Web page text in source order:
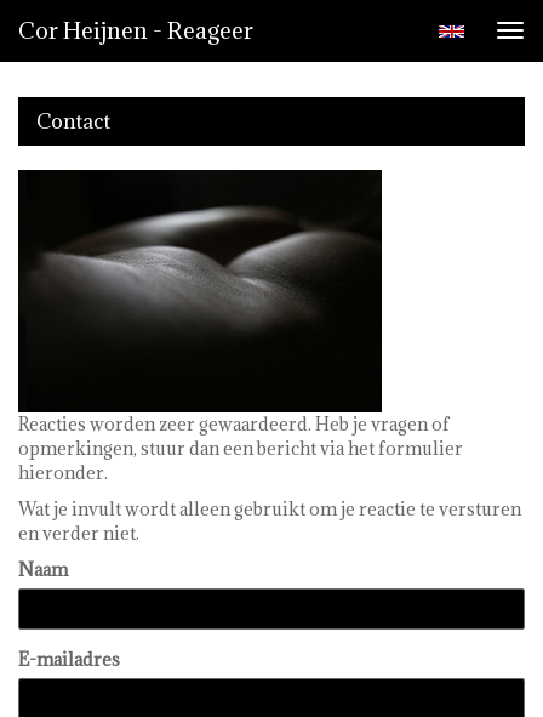
Cor Heijnen - Reageer
Contact
Reacties worden zeer gewaardeerd. Heb je vragen of
opmerkingen, stuur dan een bericht via het formulier
hieronder.
Wat je invult wordt alleen gebruikt om je reactie te versturen
en verder niet.
Naam
E-mailadres